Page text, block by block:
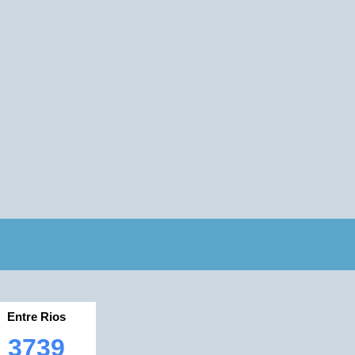
Entre Rios
3739